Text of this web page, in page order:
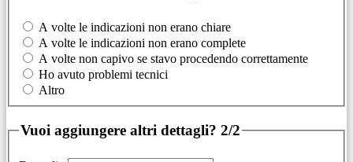
A volte le indicazioni non erano chiare
A volte le indicazioni non erano complete
A volte non capivo se stavo procedendo correttamente
Ho avuto problemi tecnici
Altro
Vuoi aggiungere altri dettagli? 2/2